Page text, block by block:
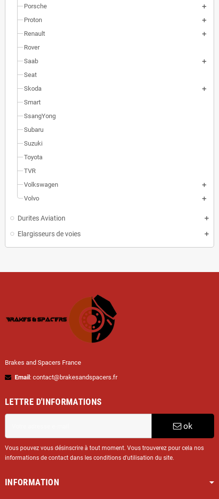
Porsche
Proton
Renault
Rover
Saab
Seat
Skoda
Smart
SsangYong
Subaru
Suzuki
Toyota
TVR
Volkswagen
Volvo
Durites Aviation
Elargisseurs de voies
Brakes and Spacers France
Email : contact@brakesandspacers.fr
LETTRE D'INFORMATIONS
ok
Vous pouvez vous désinscrire à tout moment. Vous trouverez pour cela nos
informations de contact dans les conditions d'utilisation du site.
INFORMATION